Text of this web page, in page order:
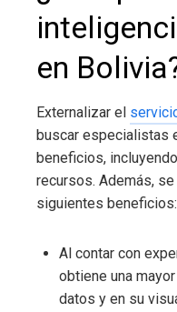
en Bolivia
Externalizar el
buscar especialistas
beneficios,
recursos. Además,
siguientes beneficios:
Al contar con
obtiene una
datos y en su